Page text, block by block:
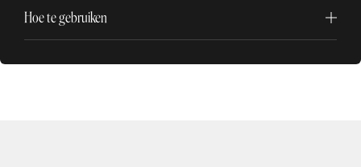
Hoe te gebruiken